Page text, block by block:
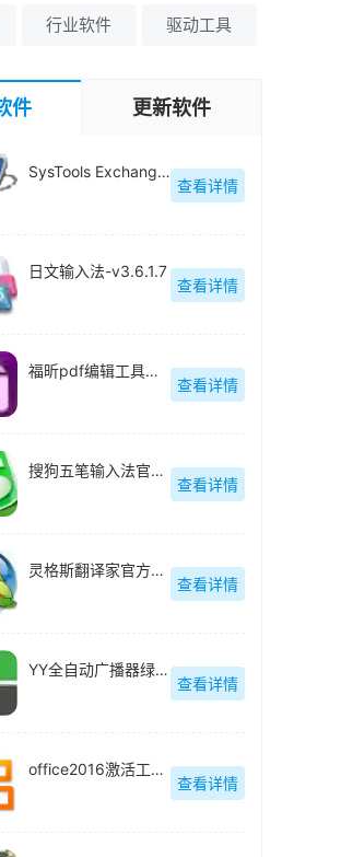
行业软件 驱动工具
件 更新软件
SysTools Exchange Export(Exchange电子邮件迁移工具)官方版-v5.0
查看详情
日文输入法-v3.6.1.7
查看详情
福昕pdf编辑工具组件(Foxit Advanced PDF Editor)中文版-v3.0.5
查看详情
搜狗五笔输入法官方正式版-v3.1.0.1751
查看详情
灵格斯翻译家官方版-v2.9.2
查看详情
YY全自动广播器绿色版-v6.1
查看详情
office2016激活工具官方版-
查看详情